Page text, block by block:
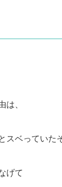
、
ベっていた
げて